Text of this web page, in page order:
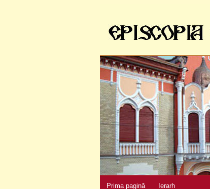
Sari
navigare
Prima pagină Ierarh